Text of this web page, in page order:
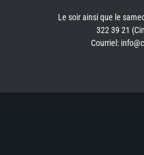
Le soir ainsi que le
322 39 21
Courriel: